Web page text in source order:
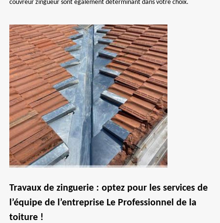
couvreur zingueur sont également déterminant dans votre choix.
Travaux de zinguerie : optez pour les services de
l’équipe de l’entreprise Le Professionnel de la
toiture !